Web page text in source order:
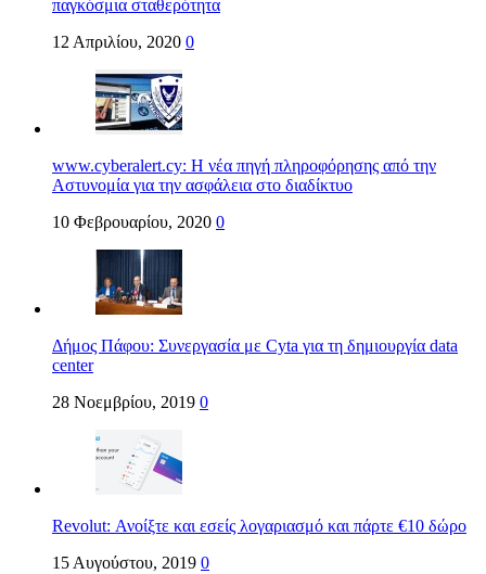
παγκόσμια σταθερότητα
12 Απριλίου, 2020 0
www.cyberalert.cy: Η νέα πηγή πληροφόρησης από την
Αστυνομία για την ασφάλεια στο διαδίκτυο
10 Φεβρουαρίου, 2020 0
Δήμος Πάφου: Συνεργασία με Cyta για τη δημιουργία data
center
28 Νοεμβρίου, 2019 0
Revolut: Ανοίξτε και εσείς λογαριασμό και πάρτε €10 δώρο
15 Αυγούστου, 2019 0